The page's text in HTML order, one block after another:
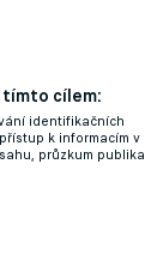
tímto cílem:
identifikačních
k informacím v
průzkum publika